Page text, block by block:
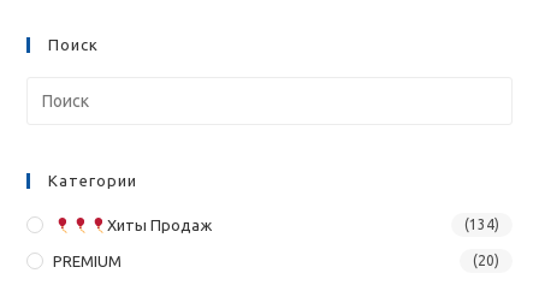
Поиск
Категории
Хиты Продаж (134)
PREMIUM (20)